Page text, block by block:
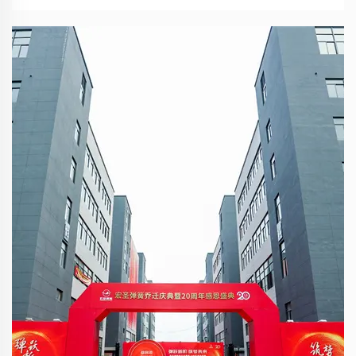
typische Anwendung und Funktionsanalyse
von Federn in verschiedenen Industrien
vorgestellt...